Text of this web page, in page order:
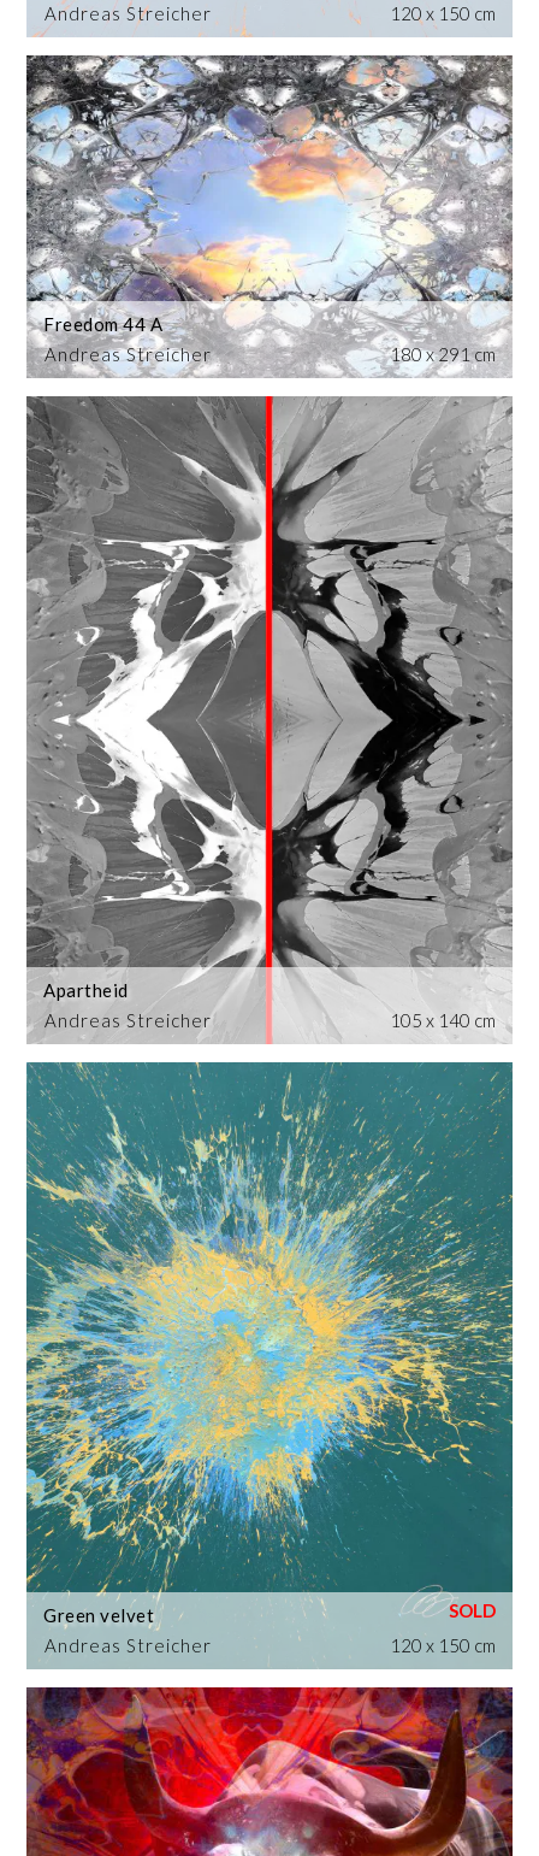
Andreas Streicher
120 x 150 cm
Andreas Streicher
Freedom 44 A
180 x 291 cm
Andreas Streicher
Apartheid
105 x 140 cm
Andreas Streicher
Green velvet
120 x 150 cm